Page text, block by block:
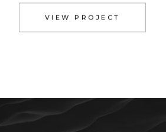
VIEW PROJECT